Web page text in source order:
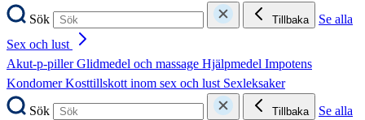
Sök
Tillbaka
Se alla
Sex och lust
Akut-p-pillerGlidmedel och massage Hjälpmedel Impotens
KondomerKosttillskott inom sex och lust Sexleksaker
Sök
Tillbaka
Se alla